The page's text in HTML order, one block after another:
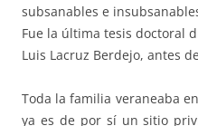
subsanables e
Fue la última tesis doctoral
Luis Lacruz Berdejo, antes
Toda la familia veraneaba en
ya es de por sí un sitio